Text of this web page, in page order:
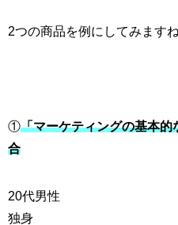
2つの商品を例にしてみますね
①「マーケティングの基本的
合
20代男性
独身